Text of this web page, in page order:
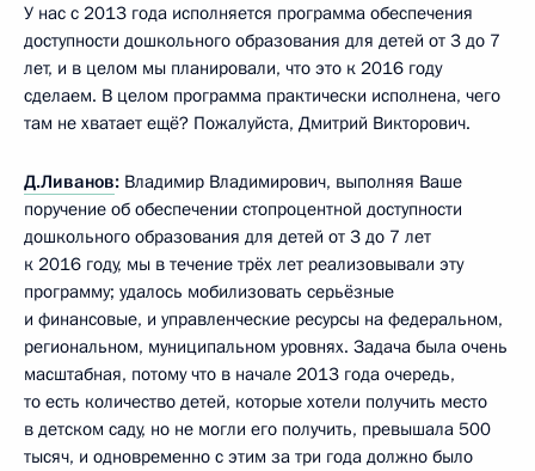
У нас с 2013 года исполняется программа обеспечения
доступности дошкольного образования для детей от 3 до 7
лет, и в целом мы планировали, что это к 2016 году
сделаем. В целом программа практически исполнена, чего
там не хватает ещё? Пожалуйста, Дмитрий Викторович.
Д.Ливанов: Владимир Владимирович, выполняя Ваше
поручение об обеспечении стопроцентной доступности
дошкольного образования для детей от 3 до 7 лет
к 2016 году, мы в течение трёх лет реализовывали эту
программу; удалось мобилизовать серьёзные
и финансовые, и управленческие ресурсы на федеральном,
региональном, муниципальном уровнях. Задача была очень
масштабная, потому что в начале 2013 года очередь,
то есть количество детей, которые хотели получить место
в детском саду, но не могли его получить, превышала 500
тысяч, и одновременно с этим за три года должно было